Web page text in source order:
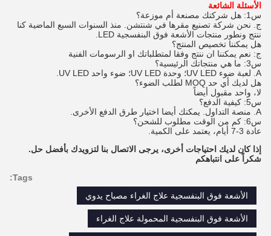
الأسئلة الشائعة
س1: هل شركتك مصنعة أم موزعة؟
ج. نحن شركة تصنيع مقرها في شنتشن. منذ السنوات السبع الماضية كنا
ننتج ونطور منتجات الأشعة فوق البنفسجية LED.
هل يمكننا تخصيص المنتج؟
ج: نعم يمكننا ان ننتج وفقا لمتطلباتك او الرسومات الفنية
س3: ما هي منتجاتك الرئيسية؟
A. لعبة ضوء UV LED؛ وحدة UV LED؛ ضوء واحد UV LED.
هل لديك أي حد MOQ لطلب الضوء؟
لا، واحد مقبول أيضاً
س5: كيفية الدفع؟
A. منصة التداول. يمكنك أيضا اختيار طرق الدفع الأخرى.
س6: كم من الوقت مطلوب للشحن؟
عادة 3-7 أيام، يعتمد على الكمية.
إذا كان لديك احتياجات أخرى، يرجى الاتصال بنا لتزويدك بأفضل حل.
شكراً على انتباهكم
Tags:
الأشعة فوق البنفسجية علاج الغراء مصباح يدوي
الأشعة فوق البنفسجية المحمولة علاج الغراء